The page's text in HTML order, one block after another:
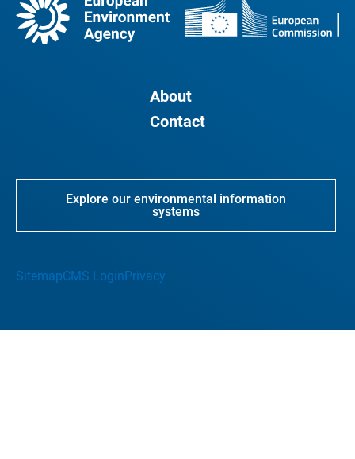
About
Contact
Explore our environmental information
systems
SitemapCMS LoginPrivacy